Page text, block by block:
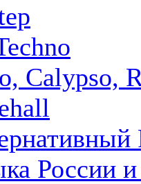
Calypso,
России